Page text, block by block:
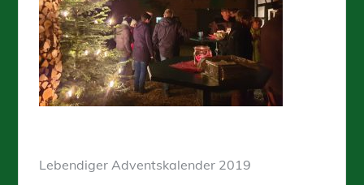
Lebendiger Adventskalender 2019